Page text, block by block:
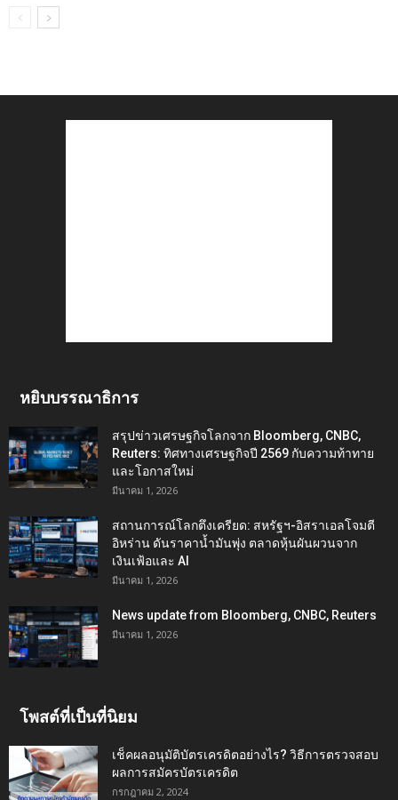
หยิบบรรณาธิการ
สรุปข่าวเศรษฐกิจโลกจาก Bloomberg, CNBC,
Reuters: ทิศทางเศรษฐกิจปี 2569 กับความท้าทาย
และโอกาสใหม่
มีนาคม 1, 2026
สถานการณ์โลกตึงเครียด: สหรัฐฯ-อิสราเอลโจมตี
อิหร่าน ดันราคาน้ำมันพุ่ง ตลาดหุ้นผันผวนจาก
เงินเฟ้อและ AI
มีนาคม 1, 2026
News update from Bloomberg, CNBC, Reuters
มีนาคม 1, 2026
โพสต์ที่เป็นที่นิยม
เช็คผลอนุมัติบัตรเครดิตอย่างไร? วิธีการตรวจสอบ
ผลการสมัครบัตรเครดิต
กรกฎาคม 2, 2024